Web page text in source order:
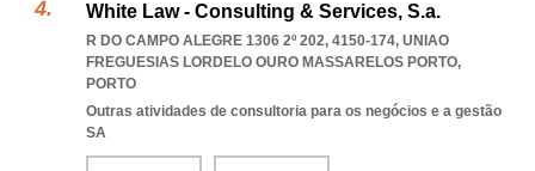
White Law - Consulting & Services, S.a.
R DO CAMPO ALEGRE 1306 2º 202, 4150-174, UNIAO
FREGUESIAS LORDELO OURO MASSARELOS PORTO,
PORTO
Outras atividades de consultoria para os negócios e a gestão
SA